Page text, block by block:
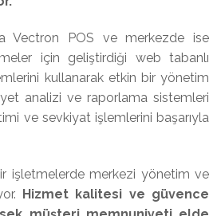
Vectron POS ve merkezde ise
için geliştirdiği web tabanlı
kullanarak etkin bir yönetim
analizi ve raporlama sistemleri
ve sevkiyat işlemlerini başarıyla
işletmelerde merkezi yönetim ve
Hizmet kalitesi ve güvence